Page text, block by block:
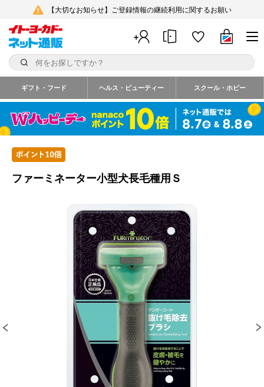
【大切なお知らせ】ご登録情報の継続利用に関するお願い
ギフト・フード ヘルス・ビューティー スクール・ホビー
ファーミネーター小型犬長毛種用Ｓ